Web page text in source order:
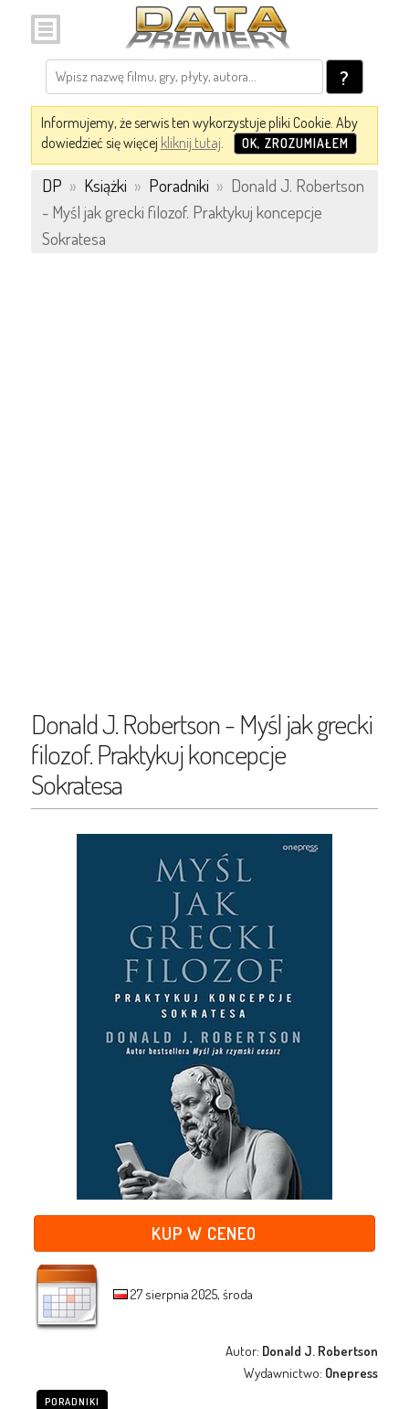
?
Informujemy, że serwis ten wykorzystuje pliki Cookie. Aby
dowiedzieć się więcej kliknij tutaj. OK, ZROZUMIAŁEM
DP » Książki » Poradniki » Donald J. Robertson
- Myśl jak grecki filozof. Praktykuj koncepcje
Sokratesa
Donald J. Robertson - Myśl jak grecki
filozof. Praktykuj koncepcje
Sokratesa
KUP W CENEO
27 sierpnia 2025, środa
Autor: Donald J. Robertson
Wydawnictwo: Onepress
PORADNIKI